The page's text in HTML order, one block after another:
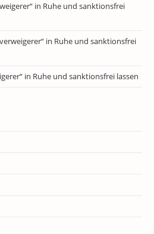
in Ruhe und sanktionsfrei
in Ruhe und sanktionsfrei
in Ruhe und sanktionsfrei lassen